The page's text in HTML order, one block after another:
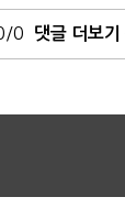
0 댓글 더보기